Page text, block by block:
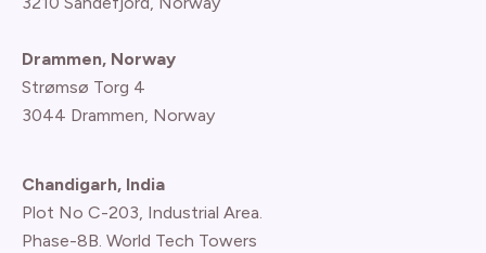
Drammen, Norway
Strømsø Torg 4
3044 Drammen, Norway
Chandigarh, India
Plot No C-203, Industrial Area.
Phase-8B. World Tech Towers